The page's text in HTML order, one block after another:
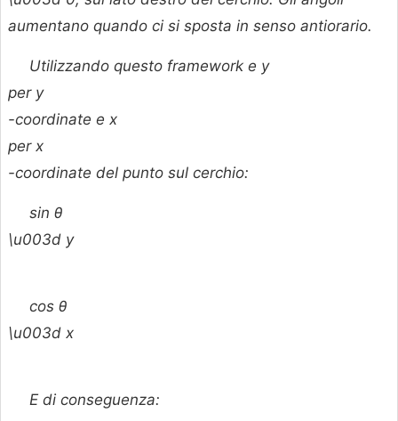
aumentano quando ci si sposta in senso antiorario.
Utilizzando questo framework e y
per y
-coordinate e x
per x
-coordinate del punto sul cerchio:
sin θ
\u003d y
cos θ
\u003d x
E di conseguenza: